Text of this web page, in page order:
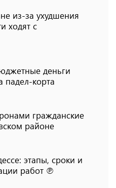
из-за ухудшения
ходят с
деньги
падел-корта
гражданские
районе
этапы, сроки и
работ ℗